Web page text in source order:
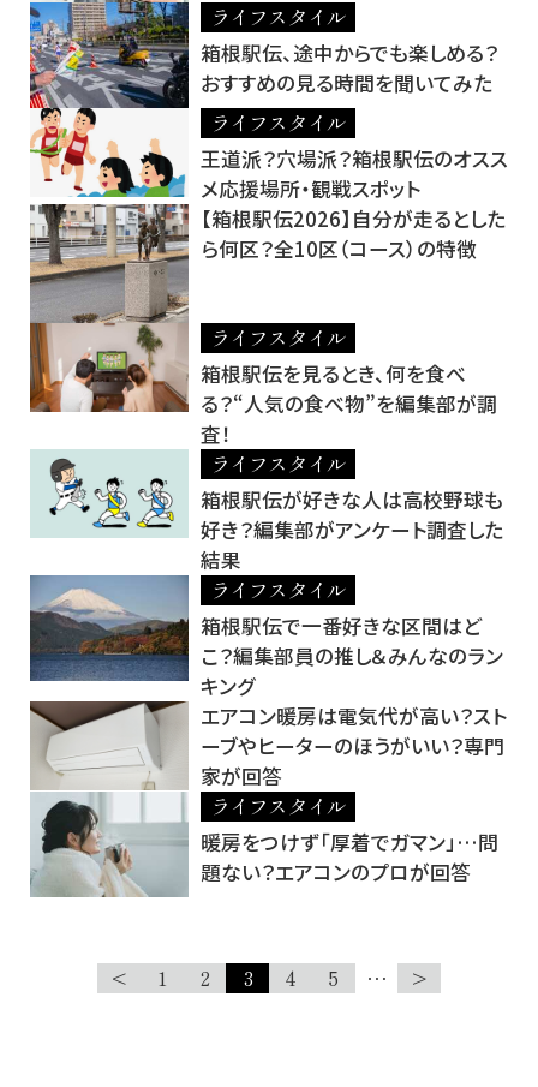
ライフスタイル
箱根駅伝、途中からでも楽しめる？
おすすめの見る時間を聞いてみた
ライフスタイル
王道派？穴場派？箱根駅伝のオスス
メ応援場所・観戦スポット
【箱根駅伝2026】自分が走るとした
ら何区？全10区（コース）の特徴
ライフスタイル
箱根駅伝を見るとき、何を食べ
る？“人気の食べ物”を編集部が調
査！
ライフスタイル
箱根駅伝が好きな人は高校野球も
好き？編集部がアンケート調査した
結果
ライフスタイル
箱根駅伝で一番好きな区間はど
こ？編集部員の推し＆みんなのラン
キング
エアコン暖房は電気代が高い？スト
ーブやヒーターのほうがいい？専門
家が回答
ライフスタイル
暖房をつけず「厚着でガマン」…問
題ない？エアコンのプロが回答
< 1 2 3 4 5 … >